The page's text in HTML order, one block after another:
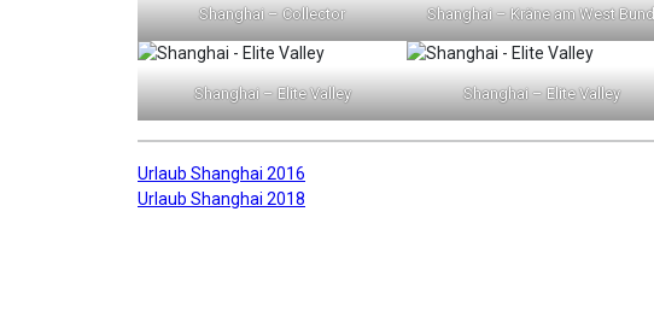
Shanghai – Collector Shanghai – Kräne am West Bund
Shanghai – Elite Valley Shanghai – Elite Valley
Beitragsnavigation
Urlaub Shanghai 2016
Urlaub Shanghai 2018